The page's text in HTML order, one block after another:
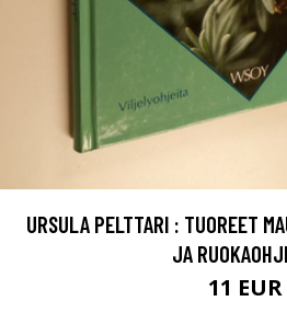
URSULA PELTTARI : TUOREET
JA
11 EUR